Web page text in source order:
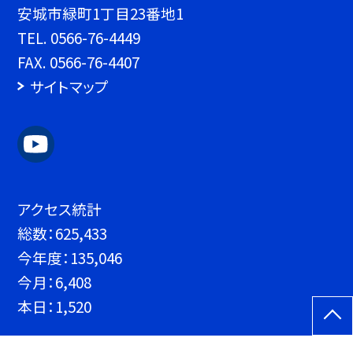
安城市緑町1丁目23番地1
TEL. 0566-76-4449
FAX. 0566-76-4407
サイトマップ
アクセス統計
総数：625,433
今年度： 135,046
今月：6,408
本日： 1,520